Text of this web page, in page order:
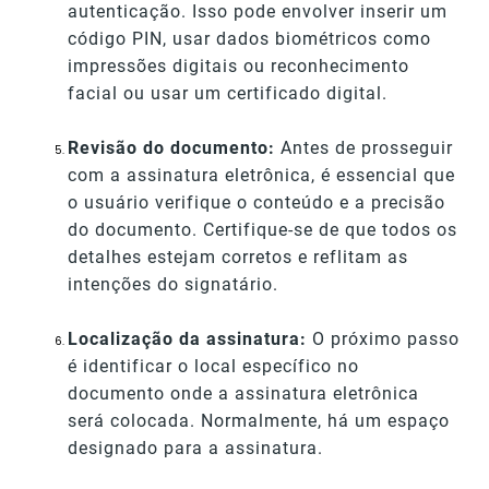
autenticação. Isso pode envolver inserir um
código PIN, usar dados biométricos como
impressões digitais ou reconhecimento
facial ou usar um certificado digital.
Revisão do documento: Antes de prosseguir
com a assinatura eletrônica, é essencial que
o usuário verifique o conteúdo e a precisão
do documento. Certifique-se de que todos os
detalhes estejam corretos e reflitam as
intenções do signatário.
Localização da assinatura: O próximo passo
é identificar o local específico no
documento onde a assinatura eletrônica
será colocada. Normalmente, há um espaço
designado para a assinatura.